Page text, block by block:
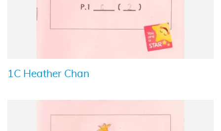
1C Heather Chan